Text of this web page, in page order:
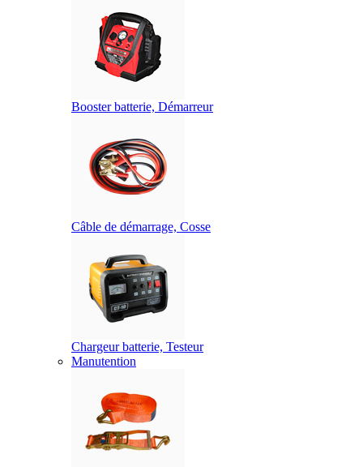
Booster batterie, Démarreur
Câble de démarrage, Cosse
Chargeur batterie, Testeur
Manutention